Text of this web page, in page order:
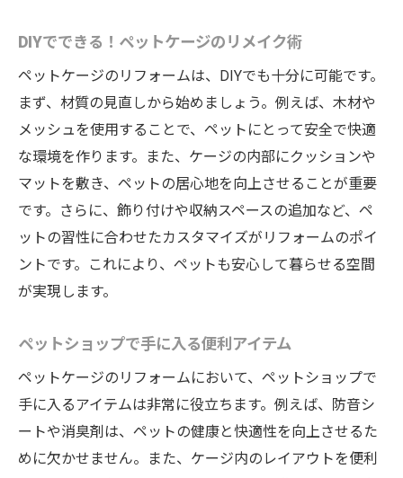
DIYでできる！ペットケージのリメイク術
ペットケージのリフォームは、DIYでも十分に可能です。
まず、材質の見直しから始めましょう。例えば、木材や
メッシュを使用することで、ペットにとって安全で快適
な環境を作ります。また、ケージの内部にクッションや
マットを敷き、ペットの居心地を向上させることが重要
です。さらに、飾り付けや収納スペースの追加など、ペ
ットの習性に合わせたカスタマイズがリフォームのポイ
ントです。これにより、ペットも安心して暮らせる空間
が実現します。
ペットショップで手に入る便利アイテム
ペットケージのリフォームにおいて、ペットショップで
手に入るアイテムは非常に役立ちます。例えば、防音シ
ートや消臭剤は、ペットの健康と快適性を向上させるた
めに欠かせません。また、ケージ内のレイアウトを便利